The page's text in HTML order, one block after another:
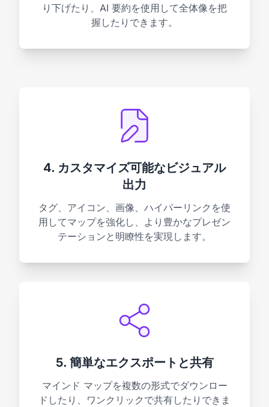
り下げたり、AI 要約を使用して全体像を把
握したりできます。
4. カスタマイズ可能なビジュアル
出力
タグ、アイコン、画像、ハイパーリンクを使
用してマップを強化し、より豊かなプレゼン
テーションと明瞭性を実現します。
5. 簡単なエクスポートと共有
マインド マップを複数の形式でダウンロー
ドしたり、ワンクリックで共有したりできま